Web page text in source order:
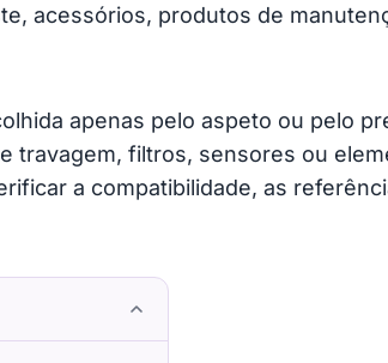
acessórios, produtos de
apenas pelo aspeto ou pelo
travagem, filtros, sensores ou
a compatibilidade, as